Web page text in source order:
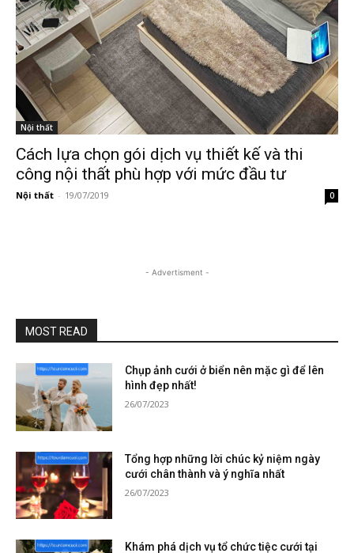
Nội thất
Cách lựa chọn gói dịch vụ thiết kế và thi
công nội thất phù hợp với mức đầu tư
Nội thất - 19/07/2019 0
- Advertisment -
MOST READ
Chụp ảnh cưới ở biển nên mặc gì để lên
hình đẹp nhất!
26/07/2023
Tổng hợp những lời chúc kỷ niệm ngày
cưới chân thành và ý nghĩa nhất
26/07/2023
Khám phá dịch vụ tổ chức tiệc cưới tại